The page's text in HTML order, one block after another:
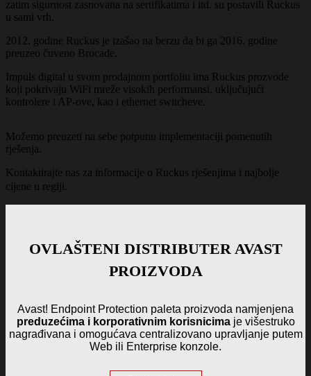
zatim sigurnost zasnovana na sertifikatima i itd. su postavili Ruckus
u sami vrh.
2012. godine Ruckus je izašao na berzu da bi ga 2016. godine
preuzeo čuveno Brocade.
Impuls digital u svom prodajnom portfoliu ima Ruckus prozvode
koji pokrivaju WiFi mreže visokih performansi, uključujući
kontrolere i AP-ove, kao i ethernet switcheve.
Možemo preuzeti na sebe potpunu implementaciji pomenutih
rješenja.
Kontaktirajte nas za informacije o Ruckus rješenjima i najbolje
cijene u regiji.
OVLAŠTENI DISTRIBUTER AVAST
PROIZVODA
Avast! Endpoint Protection paleta proizvoda namjenjena
preduzećima i korporativnim korisnicimaje višestruko
nagrađivana i omogućava centralizovano upravljanje putem
Web ili Enterprise konzole.